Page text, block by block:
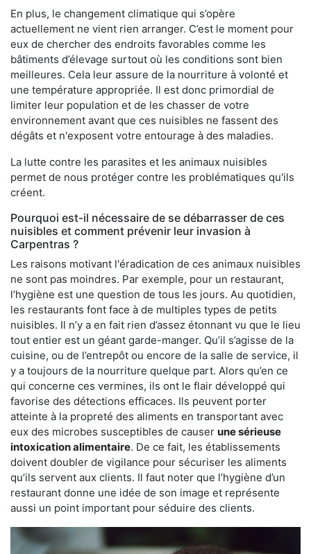
En plus, le changement climatique qui s’opère
actuellement ne vient rien arranger. C’est le moment pour
eux de chercher des endroits favorables comme les
bâtiments d’élevage surtout où les conditions sont bien
meilleures. Cela leur assure de la nourriture à volonté et
une température appropriée. Il est donc primordial de
limiter leur population et de les chasser de votre
environnement avant que ces nuisibles ne fassent des
dégâts et n'exposent votre entourage à des maladies.
La lutte contre les parasites et les animaux nuisibles
permet de nous protéger contre les problématiques qu'ils
créent.
Pourquoi est-il nécessaire de se débarrasser de ces
nuisibles et comment prévenir leur invasion à
Carpentras ?
Les raisons motivant l'éradication de ces animaux nuisibles
ne sont pas moindres. Par exemple, pour un restaurant,
l’hygiène est une question de tous les jours. Au quotidien,
les restaurants font face à de multiples types de petits
nuisibles. Il n’y a en fait rien d’assez étonnant vu que le lieu
tout entier est un géant garde-manger. Qu’il s’agisse de la
cuisine, ou de l’entrepôt ou encore de la salle de service, il
y a toujours de la nourriture quelque part. Alors qu’en ce
qui concerne ces vermines, ils ont le flair développé qui
favorise des détections efficaces. Ils peuvent porter
atteinte à la propreté des aliments en transportant avec
eux des microbes susceptibles de causer une sérieuse
intoxication alimentaire. De ce fait, les établissements
doivent doubler de vigilance pour sécuriser les aliments
qu’ils servent aux clients. Il faut noter que l’hygiène d’un
restaurant donne une idée de son image et représente
aussi un point important pour séduire des clients.